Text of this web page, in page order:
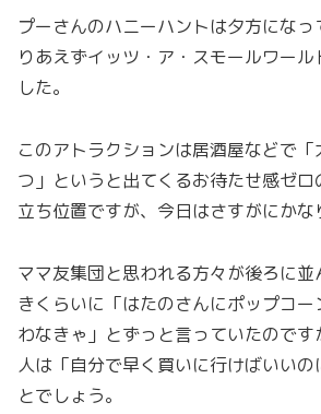
プーさんのハニーハントは夕方にな
りあえずイッツ・ア・スモールワー
した。
このアトラクションは居酒屋などで
つ」というと出てくるお待たせ感ゼ
立ち位置ですが、今日はさすがにかな
ママ友集団と思われる方々が後ろに
きくらいに「はたのさんにポップコ
わなきゃ」とずっと言っていたので
人は「自分で早く買いに行けばいい
とでしょう。